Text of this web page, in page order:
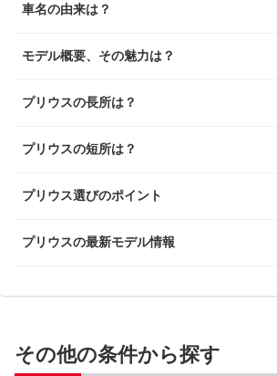
車名の由来は？
モデル概要、その魅力は？
プリウスの長所は？
プリウスの短所は？
プリウス選びのポイント
プリウスの最新モデル情報
その他の条件から探す